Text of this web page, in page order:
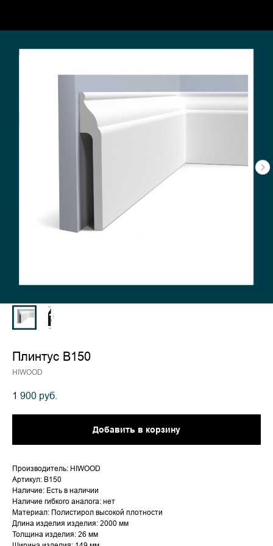
Плинтус В150
HIWOOD
1 900 руб.
Добавить в корзину
Производитель: HIWOOD
Артикул: В150
Наличие: Есть в наличии
Наличие гибкого аналога: нет
Материал: Полистирол высокой плотности
Длина изделия изделия: 2000 мм
Толщина изделия: 26 мм